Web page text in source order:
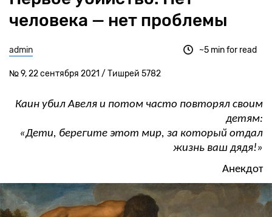
человека — нет проблемы
admin
№ 9, 22 сентября 2021 / Тишрей 5782
~5 min for read
Каин убил Авеля и потом часто повторял своим
детям:
«Дети, берегите этот мир, за который отдал
жизнь ваш дядя!»
Анекдот